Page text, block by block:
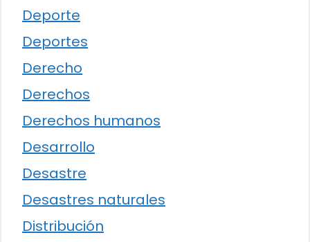
Deporte
Deportes
Derecho
Derechos
Derechos humanos
Desarrollo
Desastre
Desastres naturales
Distribución